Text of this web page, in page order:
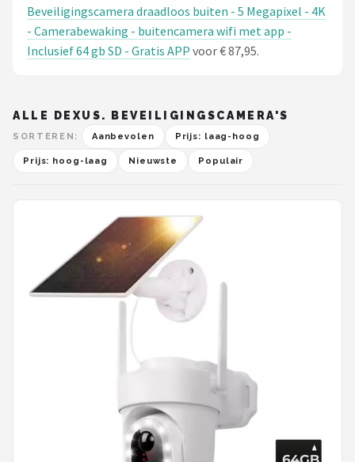
Beveiligingscamera draadloos buiten - 5 Megapixel - 4K
- Camerabewaking - buitencamera wifi met app -
Inclusief 64 gb SD - Gratis APP voor € 87,95.
ALLE DEXUS. BEVEILIGINGSCAMERA'S
SORTEREN: Aanbevolen Prijs: laag-hoog
Prijs: hoog-laag Nieuwste Populair